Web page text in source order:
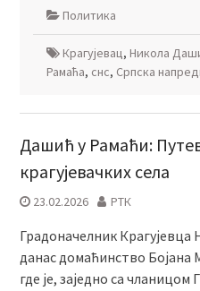
Политика
Крагујевац, Никола
Рамаћа, снс, Српска
Дашић у Рамаћи:
крагујевачких села
23.02.2026 РТК
Градоначелник
данас домаћинство Бојана
где је, заједно са чланицом